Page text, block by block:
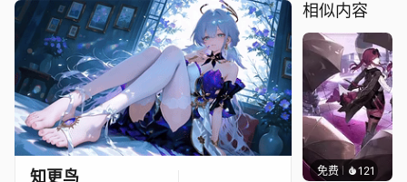
知更鸟
相似内容
免费 121John